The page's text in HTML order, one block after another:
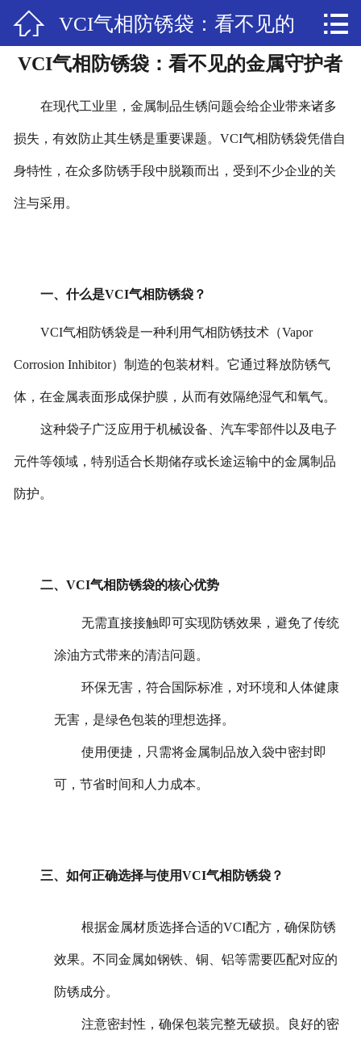
 网站首页
公司简介
产品中心
新闻中心
 VCI气相防锈袋：看不见的
金属守护者

VCI气相防锈袋：看不见的金属守护者
在现代工业里，金属制品生锈问题会给企业带来诸多
损失，有效防止其生锈是重要课题。VCI气相防锈袋凭借自
身特性，在众多防锈手段中脱颖而出，受到不少企业的关
注与采用。
一、什么是VCI气相防锈袋？
VCI气相防锈袋是一种利用气相防锈技术（Vapor
Corrosion Inhibitor）制造的包装材料。它通过释放防锈气
体，在金属表面形成保护膜，从而有效隔绝湿气和氧气。
这种袋子广泛应用于机械设备、汽车零部件以及电子
元件等领域，特别适合长期储存或长途运输中的金属制品
防护。
二、VCI气相防锈袋的核心优势
无需直接接触即可实现防锈效果，避免了传统
涂油方式带来的清洁问题。
环保无害，符合国际标准，对环境和人体健康
无害，是绿色包装的理想选择。
使用便捷，只需将金属制品放入袋中密封即
可，节省时间和人力成本。
三、如何正确选择与使用VCI气相防锈袋？
根据金属材质选择合适的VCI配方，确保防锈
效果。不同金属如钢铁、铜、铝等需要匹配对应的
防锈成分。
注意密封性，确保包装完整无破损。良好的密